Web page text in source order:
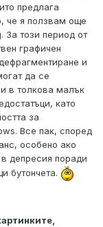
предлага
че я ползвам още
За този период от
графичен
и
да се
в толкова малък
като
за
Все пак, според
особено ако
депресия поради
бутончета.